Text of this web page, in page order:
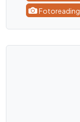
Fotoreading